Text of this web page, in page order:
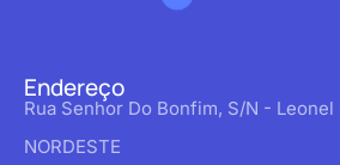
Endereço
Rua Senhor Do Bonfim, S/N - Leonel
NORDESTE